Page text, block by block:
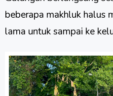
beberapa makhluk halus
lama untuk sampai ke